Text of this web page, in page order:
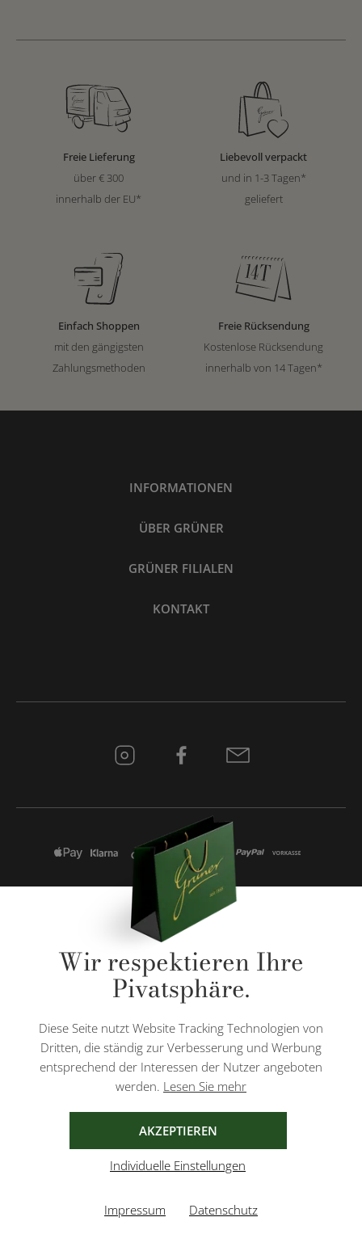
Freie Lieferung
über € 300
innerhalb der EU*
Liebevoll verpackt
und in 1-3 Tagen*
geliefert
Einfach Shoppen
mit den gängigsten
Zahlungsmethoden
Freie Rücksendung
Kostenlose Rücksendung
innerhalb von 14 Tagen*
INFORMATIONEN
ÜBER GRÜNER
GRÜNER FILIALEN
KONTAKT
* Alle Preise inkl. gesetzl. Mehrwertsteuer zzgl.
Nachnahmegebühren, wenn nicht anders angegeben.
Diese Website ist durch reCAPTCHA geschützt und es gelten die
Wir respektieren Ihre
Pivatsphäre.
Diese Seite nutzt Website Tracking Technologien von
Dritten, die ständig zur Verbesserung und Werbung
entsprechend der Interessen der Nutzer angeboten
werden. Lesen Sie mehr
AKZEPTIEREN
Individuelle Einstellungen
Impressum Datenschutz